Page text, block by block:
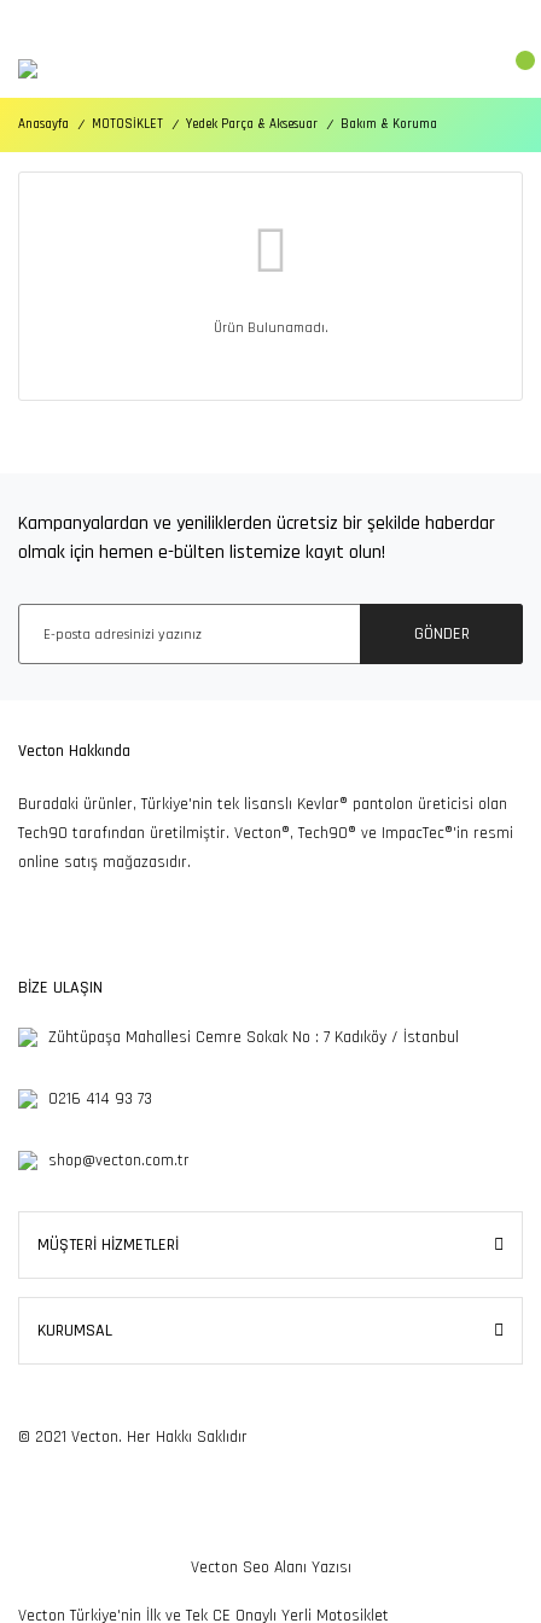
Anasayfa MOTOSİKLET Yedek Parça & Aksesuar Bakım & Koruma
Ürün Bulunamadı.
100TL ve Üzeri Alışverişlerde
Ücretsiz İade ve Değişim
7/24 Müşteri Destek
Kampanyalardan ve yeniliklerden ücretsiz bir şekilde haberdar
olmak için hemen e-bülten listemize kayıt olun!
GÖNDER
Vecton Hakkında
Buradaki ürünler, Türkiye'nin tek lisanslı Kevlar® pantolon üreticisi olan
Tech90 tarafından üretilmiştir. Vecton®, Tech90® ve ImpacTec®'in resmi
online satış mağazasıdır.
BİZE ULAŞIN
Zühtüpaşa Mahallesi Cemre Sokak No : 7 Kadıköy / İstanbul
0216 414 93 73
shop@vecton.com.tr
MÜŞTERİ HİZMETLERİ
KURUMSAL
© 2021 Vecton. Her Hakkı Saklıdır
Vecton Seo Alanı Yazısı
Vecton Türkiye'nin İlk ve Tek CE Onaylı Yerli Motosiklet